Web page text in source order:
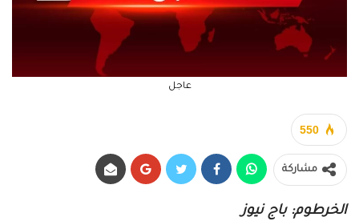
عاجل
550
مشاركة
الخرطوم: باج نيوز